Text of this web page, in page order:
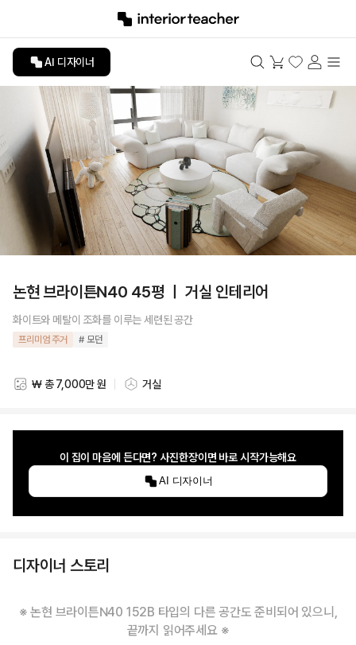
AI 디자이너
논현 브라이튼N40 45평 ㅣ 거실 인테리어
화이트와 메탈이 조화를 이루는 세련된 공간
프리미엄 주거 # 모던
스타일링 비용
₩ 총 7,000만 원 스타일링 공간
거실
이 집이 마음에 든다면? 사진한장이면 바로 시작가능해요
AI 디자이너
디자이너 스토리
※ 논현 브라이튼N40 152B 타입의 다른 공간도 준비되어 있으니,
끝까지 읽어주세요 ※